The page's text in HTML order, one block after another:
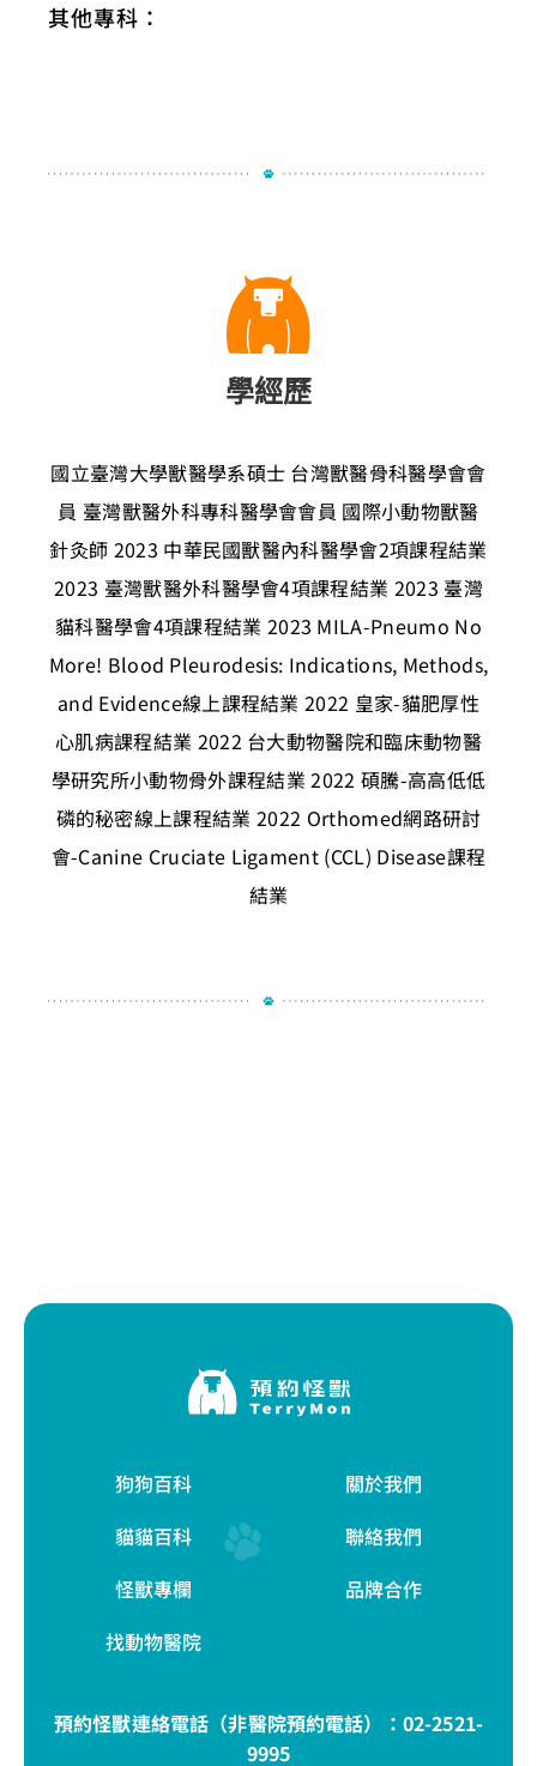
其他專科：
學經歷
國立臺灣大學獸醫學系碩士 台灣獸醫骨科醫學會會
員 臺灣獸醫外科專科醫學會會員 國際小動物獸醫
針灸師 2023 中華民國獸醫內科醫學會2項課程結業
2023 臺灣獸醫外科醫學會4項課程結業 2023 臺灣
貓科醫學會4項課程結業 2023 MILA-Pneumo No
More! Blood Pleurodesis: Indications, Methods,
and Evidence線上課程結業 2022 皇家-貓肥厚性
心肌病課程結業 2022 台大動物醫院和臨床動物醫
學研究所小動物骨外課程結業 2022 碩騰-高高低低
磷的秘密線上課程結業 2022 Orthomed網路研討
會-Canine Cruciate Ligament (CCL) Disease課程
結業
狗狗百科
貓貓百科
怪獸專欄
找動物醫院
關於我們
聯絡我們
品牌合作
預約怪獸連絡電話（非醫院預約電話）： 02-2521-
9995